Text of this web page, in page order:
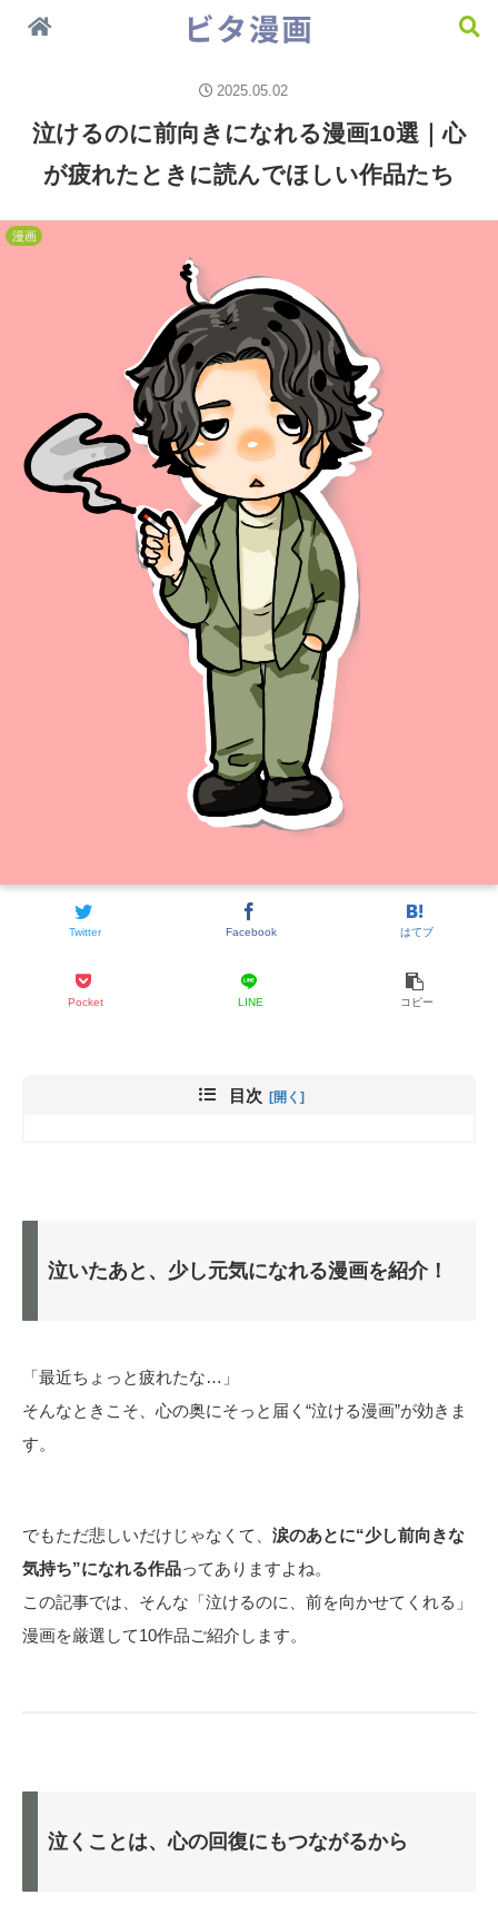
今一番おすすめしたい漫画 ＞＞
泣けるのに前向きになれる漫画10選｜心
が疲れたときに読んでほしい作品たち
漫画
Twitter Facebook はてブ
Pocket LINE コピー
2025.05.02
目次
泣いたあと、少し元気になれる漫画を紹介！
「最近ちょっと疲れたな…」
そんなときこそ、心の奥にそっと届く“泣ける漫画”が効きま
す。
でもただ悲しいだけじゃなくて、 涙のあとに“少し前向きな
気持ち”になれる作品ってありますよね。
この記事では、そんな「泣けるのに、前を向かせてくれる」
漫画を厳選して10作品ご紹介します。
泣くことは、心の回復にもつながるから